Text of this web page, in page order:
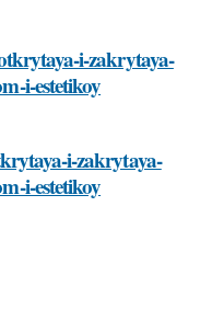
i-zakrytaya-
i-estetikoy
i-zakrytaya-
i-estetikoy